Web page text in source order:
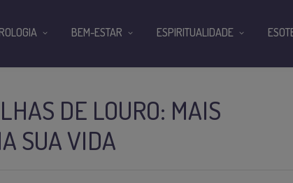
DE LOURO: MAIS
SUA VIDA
BEM-ESTAR ESPIRITUALIDADE